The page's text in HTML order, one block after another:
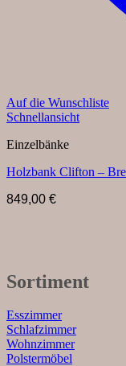
Auf die Wunschliste
Schnellansicht
Einzelbänke
Holzbank Clifton –
849,00 €
Sortiment
Esszimmer
Schlafzimmer
Wohnzimmer
Polstermöbel